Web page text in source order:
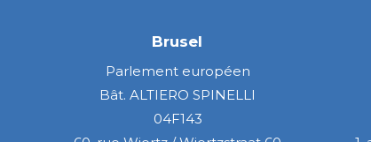
Brusel
Parlement européen
Bât. ALTIERO SPINELLI
04F143